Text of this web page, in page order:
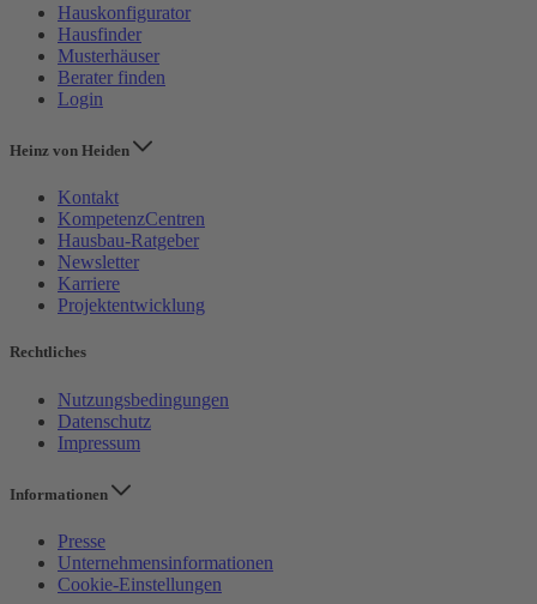
Hauskonfigurator
Hausfinder
Musterhäuser
Berater finden
Login
Heinz von Heiden
Kontakt
KompetenzCentren
Hausbau-Ratgeber
Newsletter
Karriere
Projektentwicklung
Rechtliches
Nutzungsbedingungen
Datenschutz
Impressum
Informationen
Presse
Unternehmensinformationen
Cookie-Einstellungen